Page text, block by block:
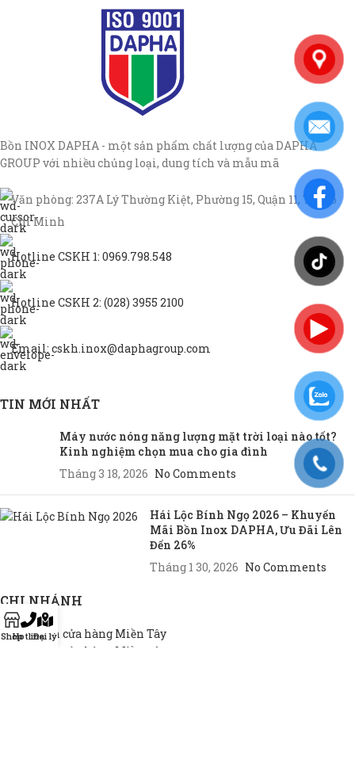
Bồn INOX DAPHA - một sản phẩm chất lượng của DAPHA
GROUP với nhiều chủng loại, dung tích và mẫu mã
Văn phòng: 237A Lý Thường Kiệt, Phường 15, Quận 11, TP Hồ
Chí Minh
Hotline CSKH 1: 0969.798.548
Hotline CSKH 2: (028) 3955 2100
Email: cskh.inox@daphagroup.com
TIN MỚI NHẤT
Máy nước nóng năng lượng mặt trời loại nào tốt?
Kinh nghiệm chọn mua cho gia đình
Tháng 3 18, 2026 No Comments
Hái Lộc Bính Ngọ 2026 – Khuyến
Mãi Bồn Inox DAPHA, Ưu Đãi Lên
Đến 26%
Tháng 1 30, 2026 No Comments
CHI NHÁNH
Chi nhánh cửa hàng Miền Tây
Chi nhánh cửa hàng Miền Đông
ShopHotlineĐại lý